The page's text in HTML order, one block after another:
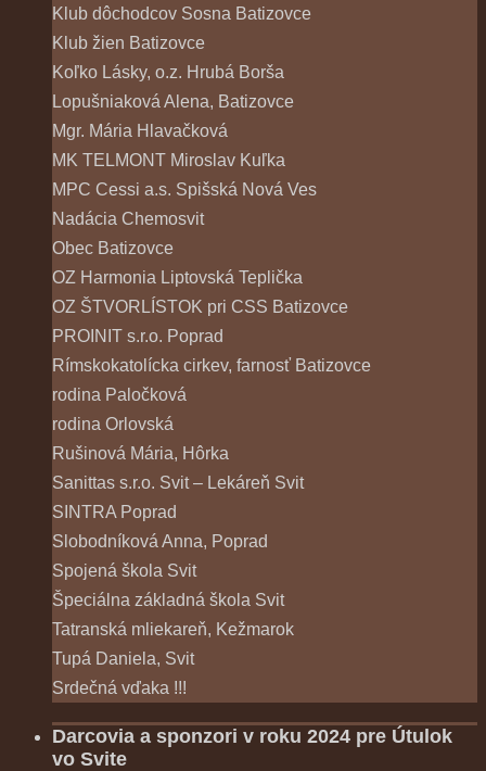
Klub dôchodcov Sosna Batizovce
Klub žien Batizovce
Koľko Lásky, o.z. Hrubá Borša
Lopušniaková Alena, Batizovce
Mgr. Mária Hlavačková
MK TELMONT Miroslav Kuľka
MPC Cessi a.s. Spišská Nová Ves
Nadácia Chemosvit
Obec Batizovce
OZ Harmonia Liptovská Teplička
OZ ŠTVORLÍSTOK pri CSS Batizovce
PROINIT s.r.o. Poprad
Rímskokatolícka cirkev, farnosť Batizovce
rodina Paločková
rodina Orlovská
Rušinová Mária, Hôrka
Sanittas s.r.o. Svit – Lekáreň Svit
SINTRA Poprad
Slobodníková Anna, Poprad
Spojená škola Svit
Špeciálna základná škola Svit
Tatranská mliekareň, Kežmarok
Tupá Daniela, Svit
Srdečná vďaka !!!
Darcovia a sponzori v roku 2024 pre Útulok
vo Svite